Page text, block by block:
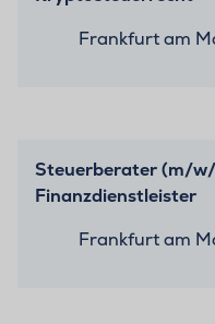
Frankfurt am
Steuerberater (m/
Finanzdienstleister
Frankfurt am